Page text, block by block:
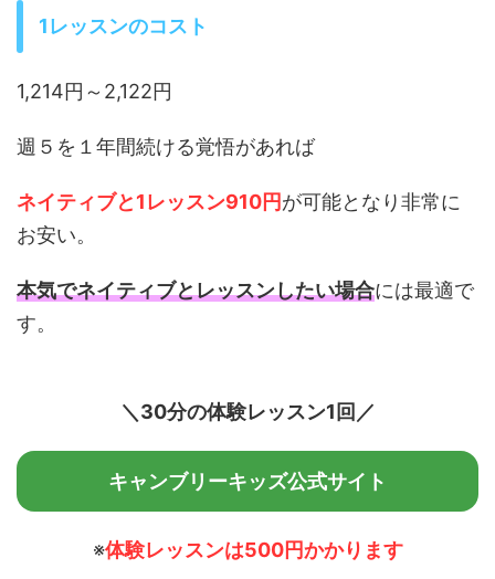
1レッスンのコスト
1,214円～2,122円
週５を１年間続ける覚悟があれば
ネイティブと1レッスン910円が可能となり非常に
お安い。
本気でネイティブとレッスンしたい場合には最適で
す。
＼30分の体験レッスン1回／
キャンブリーキッズ公式サイト
※体験レッスンは500円かかります